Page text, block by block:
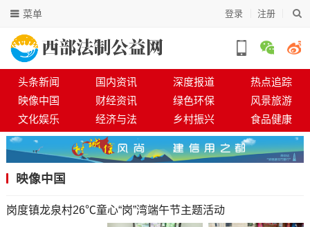
登录 注册
菜单
头条新闻 国内资讯 深度报道
热点追踪
映像中国
财经资讯 绿色环保
风景旅游
文化娱乐
经济与法 乡村振兴 食品健康
映像中国
岗度镇龙泉村26℃童心“岗”湾端午节主题活动